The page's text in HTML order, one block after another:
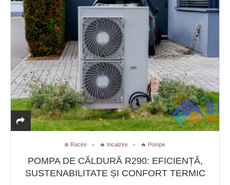
❄️ Racire 🔥 Incalzire 🔥 Pompe
POMPA DE CĂLDURĂ R290: EFICIENȚĂ,
SUSTENABILITATE ȘI CONFORT TERMIC